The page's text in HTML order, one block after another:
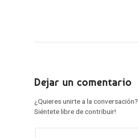
Dejar un comentario
¿Quieres unirte a la conversación?
Siéntete libre de contribuir!